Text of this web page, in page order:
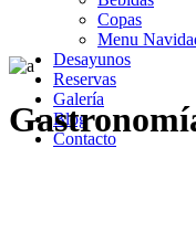
Copas
Menu
Desayunos
Reservas
Galería
Blog
Contacto